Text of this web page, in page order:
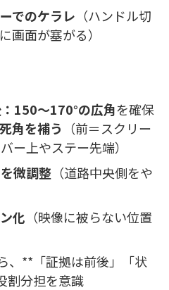
でのケラレ （ハンドル切
画面が塞がる）
150〜170°の広角を確保
角を補う （前＝スクリー
ー上やステー先端）
微調整 （道路中央側をや
化 （映像に被らない位置
、**「証拠は前後」「状
割分担を意識